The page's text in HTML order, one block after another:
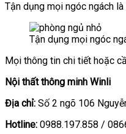
Tận dụng mọi ngóc ngách
Tận dụng mọi ngóc
Mọi thông tin chi tiết hoặc
Nội thất thông minh Winli
Địa chỉ: Số 2 ngõ 106
Hotline: 0988.197.858 /